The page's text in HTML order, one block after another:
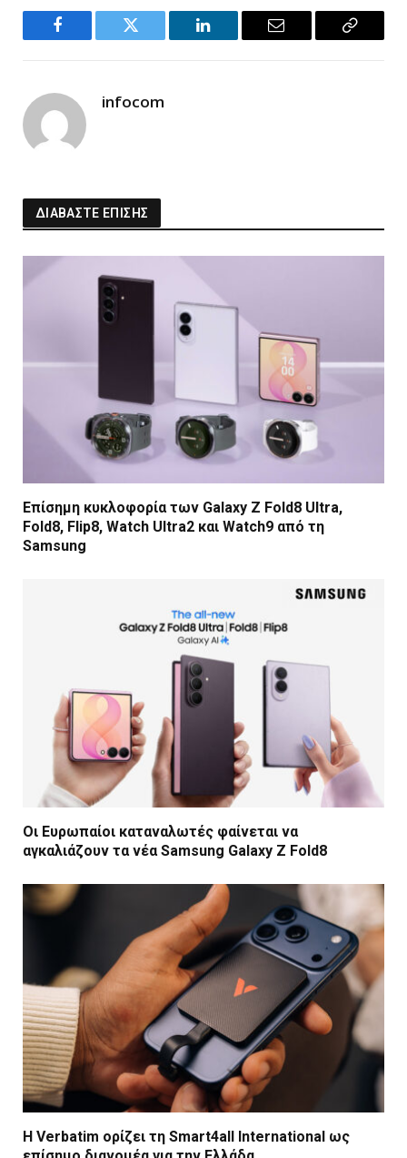
Facebook Twitter LinkedIn Email
Copy
infocom
ΔΙΑΒΑΣΤΕ ΕΠΙΣΗΣ
Επίσημη κυκλοφορία των Galaxy Z Fold8 Ultra,
Fold8, Flip8, Watch Ultra2 και Watch9 από τη
Samsung
Οι Ευρωπαίοι καταναλωτές φαίνεται να
αγκαλιάζουν τα νέα Samsung Galaxy Z Fold8
Η Verbatim ορίζει τη Smart4all International ως